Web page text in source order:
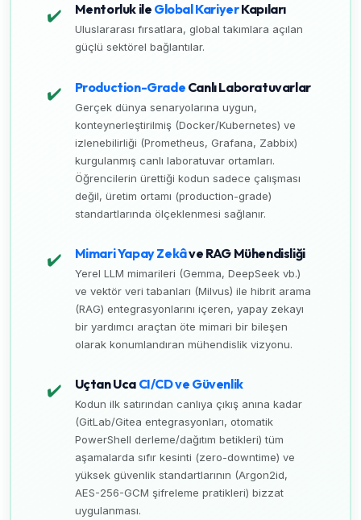
✔️ Mentorluk ile Global KariyerKapıları
Uluslararası fırsatlara, global takımlara açılan
güçlü sektörel bağlantılar.
✔️ Production-Grade Canlı Laboratuvarlar
Gerçek dünya senaryolarına uygun,
konteynerleştirilmiş (Docker/Kubernetes) ve
izlenebilirliği (Prometheus, Grafana, Zabbix)
kurgulanmış canlı laboratuvar ortamları.
Öğrencilerin ürettiği kodun sadece çalışması
değil, üretim ortamı (production-grade)
standartlarında ölçeklenmesi sağlanır.
✔️ Mimari Yapay Zekâve RAG Mühendisliği
Yerel LLM mimarileri (Gemma, DeepSeek vb.)
ve vektör veri tabanları (Milvus) ile hibrit arama
(RAG) entegrasyonlarını içeren, yapay zekayı
bir yardımcı araçtan öte mimari bir bileşen
olarak konumlandıran mühendislik vizyonu.
✔️ Uçtan Uca CI/CD ve Güvenlik
Kodun ilk satırından canlıya çıkış anına kadar
(GitLab/Gitea entegrasyonları, otomatik
PowerShell derleme/dağıtım betikleri) tüm
aşamalarda sıfır kesinti (zero-downtime) ve
yüksek güvenlik standartlarının (Argon2id,
AES-256-GCM şifreleme pratikleri) bizzat
uygulanması.